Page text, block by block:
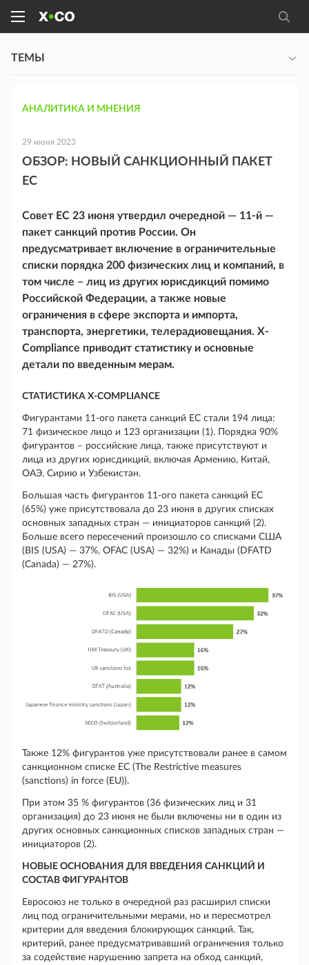
ТЕМЫ
АНАЛИТИКА И МНЕНИЯ
29 июня 2023
ОБЗОР: НОВЫЙ САНКЦИОННЫЙ ПАКЕТ
ЕС
Совет ЕС 23 июня утвердил очередной — 11-й —
пакет санкций против России. Он
предусматривает включение в ограничительные
списки порядка 200 физических лиц и компаний, в
том числе – лиц из других юрисдикций помимо
Российской Федерации, а также новые
ограничения в сфере экспорта и импорта,
транспорта, энергетики, телерадиовещания. X-
Compliance приводит статистику и основные
детали по введенным мерам.
СТАТИСТИКА X-COMPLIANCE
Фигурантами 11-ого пакета санкций ЕС стали 194 лица:
71 физическое лицо и 123 организации (1). Порядка 90%
фигурантов – российские лица, также присутствуют и
лица из других юрисдикций, включая Армению, Китай,
ОАЭ, Сирию и Узбекистан.
Большая часть фигурантов 11-ого пакета санкций ЕС
(65%) уже присутствовала до 23 июня в других списках
основных западных стран — инициаторов санкций (2).
Больше всего пересечений произошло со списками США
(BIS (USA) — 37%, OFAC (USA) — 32%) и Канады (DFATD
(Canada) — 27%).
Также 12% фигурантов уже присутствовали ранее в самом
санкционном списке ЕС (The Restrictive measures
(sanctions) in force (EU)).
При этом 35 % фигурантов (36 физических лиц и 31
организация) до 23 июня не были включены ни в один из
других основных санкционных списков западных стран —
инициаторов (2).
НОВЫЕ ОСНОВАНИЯ ДЛЯ ВВЕДЕНИЯ САНКЦИЙ И
СОСТАВ ФИГУРАНТОВ
Евросоюз не только в очередной раз расширил списки
лиц под ограничительными мерами, но и пересмотрел
критерии для введения блокирующих санкций. Так,
критерий, ранее предусматривавший ограничения только
за содействие нарушению запрета на обход санкций,